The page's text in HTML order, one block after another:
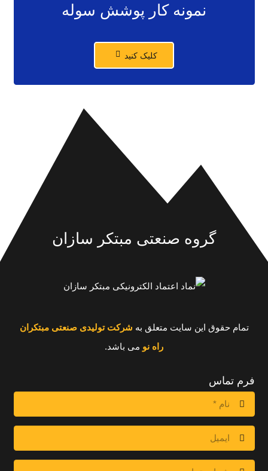
نمونه کار پوشش سوله
کلیک کنید
گروه صنعتی مبتکر سازان
تمام حقوق این سایت متعلق به شرکت تولیدی صنعتی مبتکران
راه نو می باشد.
فرم تماس